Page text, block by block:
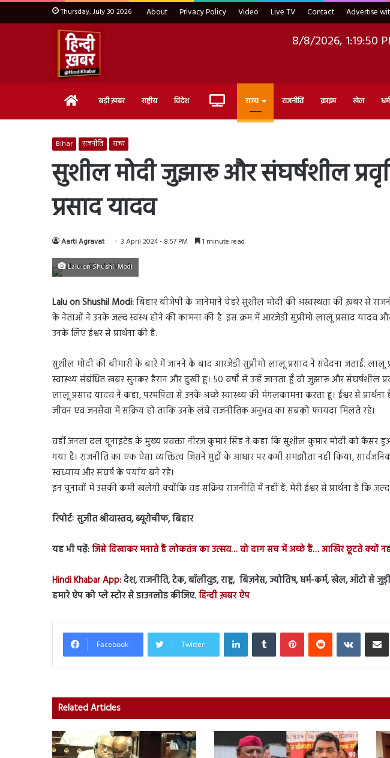
Thursday, July 30 2026 About Privacy Policy Video Live TV Contact Advertise
8/8/2026, 1:19:51
Home बड़ी ख़बर राष्ट्रीय विदेश Live राज्य राजनीति क्राइम खेल धर्म
Bihar राजनीति राज्य
सुशील मोदी जुझारू और संघर्षशील
प्रसाद यादव
Aarti Agravat 3 April 2024 - 8:57 PM 1 minute read
Lalu on Shushil Modi
Lalu on Shushil Modi:बिहार बीजेपी के जानेमाने चेहरे सुशील मोदी की अस्वस्थता की ख़बर से
के नेताओं ने उनके जल्द स्वस्थ होने की कामना की है. इस क्रम में आरजेडी सुप्रीमो लालू प्रसाद यादव और
उनके लिए ईश्वर से प्रार्थना की है.
सुशील मोदी की बीमारी के बारे में जानने के बाद आरजेडी सुप्रीमो लालू प्रसाद ने संवेदना जताई. लालू
स्वास्थ्य संबंधित खबर सुनकर हैरान और दुखी हूं। 50 वर्षों से उन्हें जानता हूँ वो जुझारू और संघर्षशील
लालू प्रसाद यादव ने कहा, परमपिता से उनके अच्छे स्वास्थ्य की मंगलकामना करता हूं। ईश्वर से प्रार्थना
जीवन एवं जनसेवा में सक्रिय हों ताकि उनके लंबे राजनीतिक अनुभव का सबको फायदा मिलते रहे।
वहीं जनता दल यूनाइटेड के मुख्य प्रवक्ता नीरज कुमार सिंह ने कहा कि सुशील कुमार मोदी को कैंसर
गया है। राजनीति का एक ऐसा व्यक्तित्व जिसने मुद्दों के आधार पर कभी समझौता नहीं किया,
स्वध्याय और संघर्ष के पर्याय बने रहे।
इन चुनावों में उसकी कमी खलेगी क्योंकि वह सक्रिय राजनीति में नहीं हैं. मेरी ईश्वर से प्रार्थना है कि
रिपोर्टः सुजीत श्रीवास्तव, ब्यूरोचीफ, बिहार
यह भी पढ़ें:जिसे दिखाकर मनाते हैं लोकतंत्र का उत्सव… वो दाग सच में अच्छे हैं… आखिर छूटते क्यों
Hindi Khabar App:देश, राजनीति, टेक, बॉलीवुड, राष्ट्र, बिज़नेस, ज्योतिष, धर्म-कर्म, खेल, ऑटो से
हमारे ऐप को प्ले स्टोर से डाउनलोड कीजिए.हिन्दी ख़बर ऐप
Facebook Twitter
LinkedInTumblr PinterestReddit
Related Articles